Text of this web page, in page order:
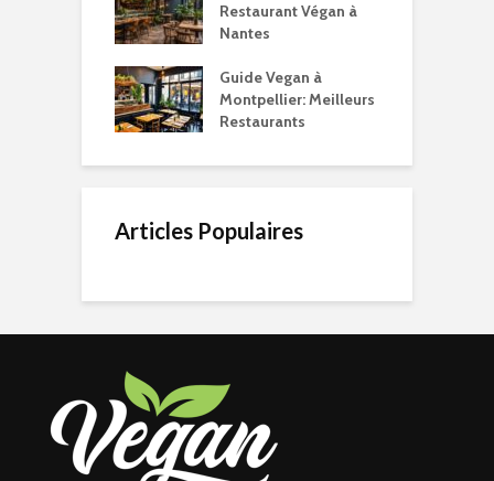
Restaurant Végan à
Nantes
Guide Vegan à
Montpellier: Meilleurs
Restaurants
Articles Populaires